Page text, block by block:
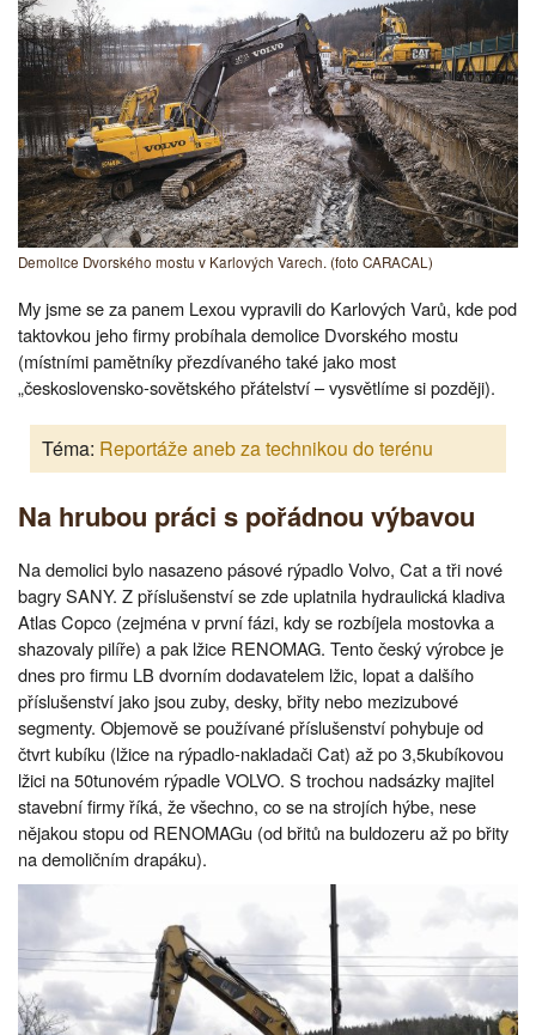
Demolice Dvorského mostu v Karlových Varech. (foto CARACAL)
My jsme se za panem Lexou vypravili do Karlových Varů, kde pod
taktovkou jeho firmy probíhala demolice Dvorského mostu
(místními pamětníky přezdívaného také jako most
„československo-sovětského přátelství – vysvětlíme si později).
Téma: Reportáže aneb za technikou do terénu
Na hrubou práci s pořádnou výbavou
Na demolici bylo nasazeno pásové rýpadlo Volvo, Cat a tři nové
bagry SANY. Z příslušenství se zde uplatnila hydraulická kladiva
Atlas Copco (zejména v první fázi, kdy se rozbíjela mostovka a
shazovaly pilíře) a pak lžice RENOMAG. Tento český výrobce je
dnes pro firmu LB dvorním dodavatelem lžic, lopat a dalšího
příslušenství jako jsou zuby, desky, břity nebo mezizubové
segmenty. Objemově se používané příslušenství pohybuje od
čtvrt kubíku (lžice na rýpadlo-nakladači Cat) až po 3,5kubíkovou
lžici na 50tunovém rýpadle VOLVO. S trochou nadsázky majitel
stavební firmy říká, že všechno, co se na strojích hýbe, nese
nějakou stopu od RENOMAGu (od břitů na buldozeru až po břity
na demoličním drapáku).